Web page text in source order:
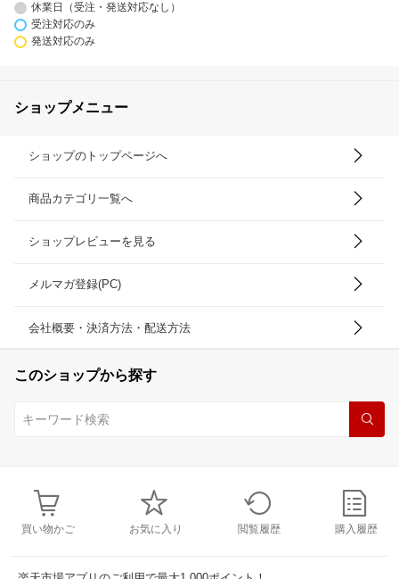
休業日（受注・発送対応なし）
受注対応のみ
発送対応のみ
ショップメニュー
ショップのトップページへ
商品カテゴリ一覧へ
ショップレビューを見る
メルマガ登録(PC)
会社概要・決済方法・配送方法
このショップから探す
買い物かご お気に入り 閲覧履歴 購入履歴